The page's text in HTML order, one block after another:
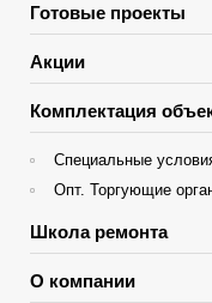
Готовые проекты
Акции
Комплектация
Специальные
Опт. Торгующие
Школа ремонта
О компании